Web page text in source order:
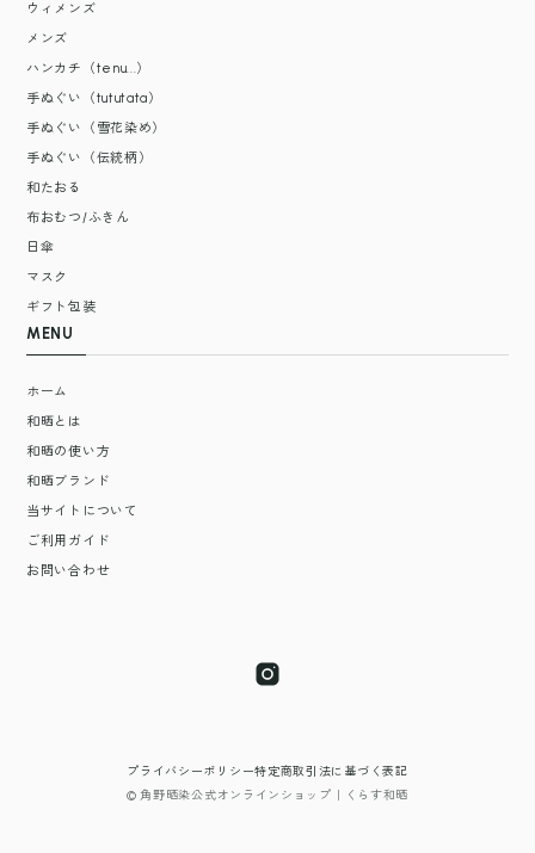
ウィメンズ
メンズ
ハンカチ（tenu...）
手ぬぐい（tututata）
手ぬぐい（雪花染め）
手ぬぐい（伝統柄）
和たおる
布おむつ/ふきん
日傘
マスク
ギフト包装
MENU
ホーム
和晒とは
和晒の使い方
和晒ブランド
当サイトについて
ご利用ガイド
お問い合わせ
プライバシーポリシー特定商取引法に基づく表記
© 角野晒染公式オンラインショップ｜くらす和晒